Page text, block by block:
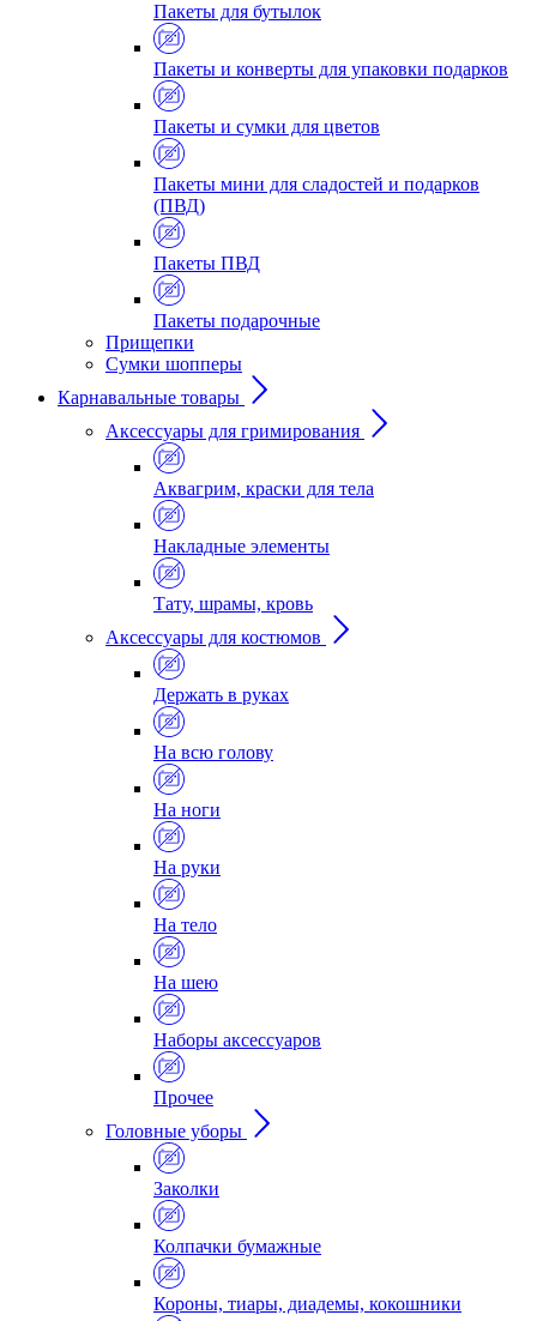
Пакеты для бутылок
Пакеты и конверты для упаковки подарков
Пакеты и сумки для цветов
Пакеты мини для сладостей и подарков
(ПВД)
Пакеты ПВД
Пакеты подарочные
Прищепки
Сумки шопперы
Карнавальные товары
Аксессуары для гримирования
Аквагрим, краски для тела
Накладные элементы
Тату, шрамы, кровь
Аксессуары для костюмов
Держать в руках
На всю голову
На ноги
На руки
На тело
На шею
Наборы аксессуаров
Прочее
Головные уборы
Заколки
Колпачки бумажные
Короны, тиары, диадемы, кокошники